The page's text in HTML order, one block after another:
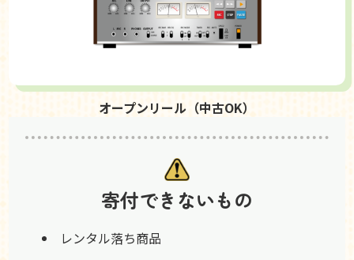
オープンリール（中古OK）
寄付できないもの
レンタル落ち商品